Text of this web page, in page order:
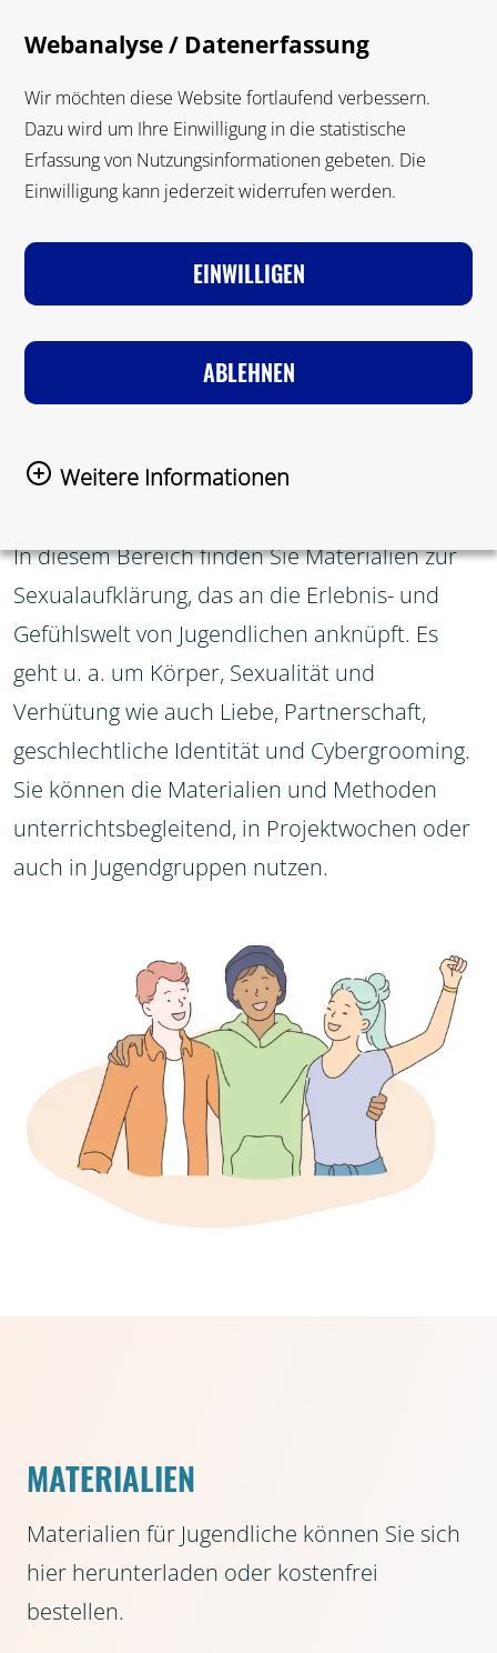
Webanalyse / Datenerfassung
Wir möchten diese Website fortlaufend verbessern.
Dazu wird um Ihre Einwilligung in die statistische
Erfassung von Nutzungsinformationen gebeten. Die
Einwilligung kann jederzeit widerrufen werden.
EINWILLIGEN
ABLEHNEN
Weitere Informationen
Suche
Zur Startseite
THEMENBEREICH
JUGENDALTER
In diesem Bereich finden Sie Materialien zur
Sexualaufklärung, das an die Erlebnis- und
Gefühlswelt von Jugendlichen anknüpft. Es
geht u. a. um Körper, Sexualität und
Verhütung wie auch Liebe, Partnerschaft,
geschlechtliche Identität und Cybergrooming.
Sie können die Materialien und Methoden
unterrichtsbegleitend, in Projektwochen oder
auch in Jugendgruppen nutzen.
MATERIALIEN
Materialien für Jugendliche können Sie sich
hier herunterladen oder kostenfrei
bestellen.